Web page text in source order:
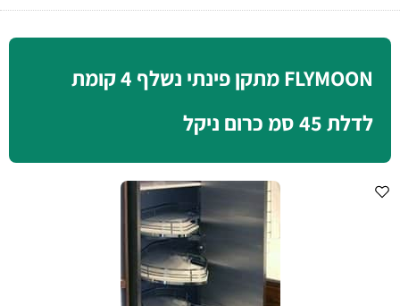
FLYMOON מתקן פינתי נשלף 4 קומת
לדלת 45 סמ כרום ניקל